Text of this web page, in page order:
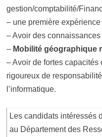
gestion/comptabilité/
– une première
– Avoir des
– Mobilité géographique
– Avoir de fortes capacités
rigoureux de
l’informatique.
Les candidats intéressés
au Département des